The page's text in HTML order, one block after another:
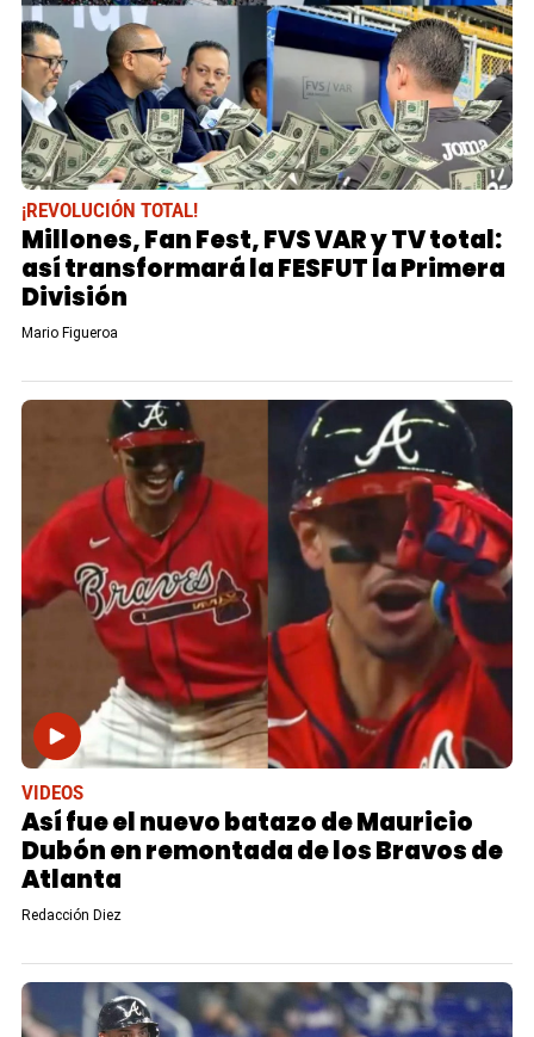
¡REVOLUCIÓN TOTAL!
Millones, Fan Fest, FVS VAR y TV total:
así transformará la FESFUT la Primera
División
Mario Figueroa
VIDEOS
Así fue el nuevo batazo de Mauricio
Dubón en remontada de los Bravos de
Atlanta
Redacción Diez